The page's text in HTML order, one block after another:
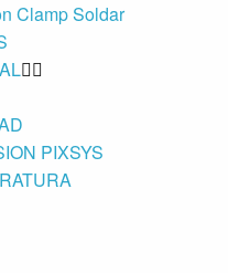
Clamp Soldar
PIXSYS